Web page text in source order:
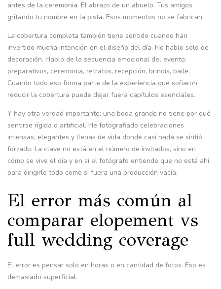
antes de la ceremonia. El abrazo de un abuelo. Tus amigos
gritando tu nombre en la pista. Esos momentos no se fabrican.
La cobertura completa también tiene sentido cuando han
invertido mucha intención en el diseño del día. No hablo solo de
decoración. Hablo de la secuencia emocional del evento:
preparativos, ceremonia, retratos, recepción, brindis, baile.
Cuando todo eso forma parte de la experiencia que soñaron,
reducir la cobertura puede dejar fuera capítulos esenciales.
Y hay otra verdad importante: una boda grande no tiene por qué
sentirse rígida o artificial. He fotografiado celebraciones
intensas, elegantes y llenas de vida donde casi nada se sintió
forzado. La clave no está en el número de invitados, sino en
cómo se vive el día y en si el fotógrafo entiende que no está ahí
para dirigirlo todo como si fuera una producción vacía.
El error más común al
comparar elopement vs
full wedding coverage
El error es pensar solo en horas o en cantidad de fotos. Eso es
demasiado superficial.